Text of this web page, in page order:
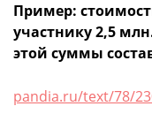
Пример:
участнику 2,5
этой суммы
pandia.ru/text/78/